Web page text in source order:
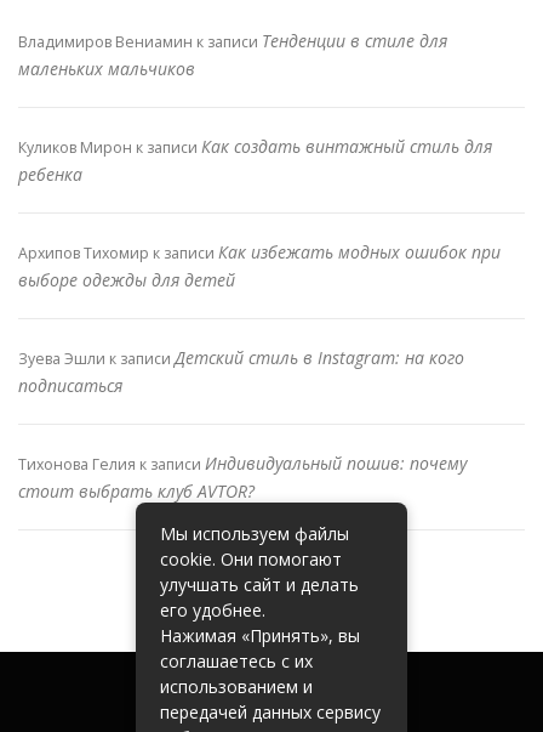
Владимиров Вениамин к записи Тенденции в стиле для
маленьких мальчиков
Куликов Мирон к записи Как создать винтажный стиль для
ребенка
Архипов Тихомир к записи Как избежать модных ошибок при
выборе одежды для детей
Зуева Эшли к записиДетский стиль в Instagram: на кого
подписаться
Тихонова Гелия к записи Индивидуальный пошив: почему
стоит выбрать клуб AVTOR?
Мы используем файлы
cookie. Они помогают
улучшать сайт и делать
его удобнее.
Нажимая «Принять», вы
соглашаетесь с их
использованием и
передачей данных сервису